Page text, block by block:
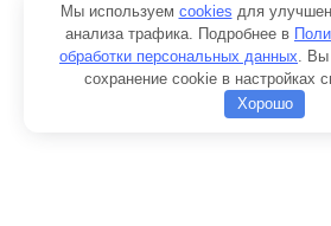
Мы используем cookies для
анализа трафика. Подробнее в
обработки персональных данных .
сохранение cookie в настройках
Хорошо